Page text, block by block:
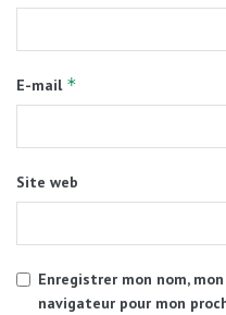
E-mail *
Site web
Enregistrer mon nom,
navigateur pour mon